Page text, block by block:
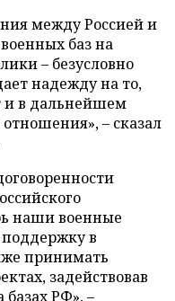
между Россией и
баз на
– безусловно
надежду на то,
и в дальнейшем
– сказал
наши военные
поддержку в
принимать
задействовав
РФ», –